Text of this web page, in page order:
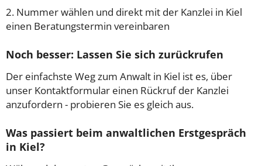
2. Nummer wählen und direkt mit der Kanzlei in Kiel
einen Beratungstermin vereinbaren
Noch besser: Lassen Sie sich zurückrufen
Der einfachste Weg zum Anwalt in Kiel ist es, über
unser Kontaktformular einen Rückruf der Kanzlei
anzufordern - probieren Sie es gleich aus.
Was passiert beim anwaltlichen Erstgespräch
in Kiel?